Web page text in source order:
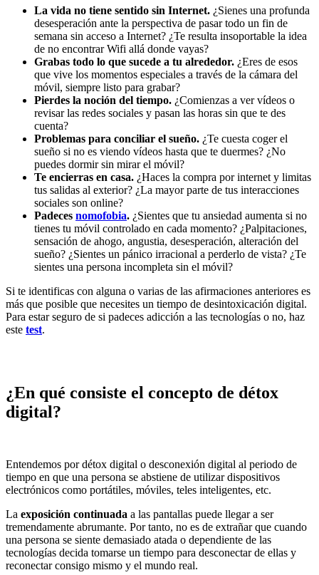
La vida no tiene sentido sin Internet. ¿Sienes una profunda
desesperación ante la perspectiva de pasar todo un fin de
semana sin acceso a Internet? ¿Te resulta insoportable la idea
de no encontrar Wifi allá donde vayas?
Grabas todo lo que sucede a tu alrededor. ¿Eres de esos
que vive los momentos especiales a través de la cámara del
móvil, siempre listo para grabar?
Pierdes la noción del tiempo. ¿Comienzas a ver vídeos o
revisar las redes sociales y pasan las horas sin que te des
cuenta?
Problemas para conciliar el sueño. ¿Te cuesta coger el
sueño si no es viendo vídeos hasta que te duermes? ¿No
puedes dormir sin mirar el móvil?
Te encierras en casa. ¿Haces la compra por internet y limitas
tus salidas al exterior? ¿La mayor parte de tus interacciones
sociales son online?
Padeces nomofobia. ¿Sientes que tu ansiedad aumenta si no
tienes tu móvil controlado en cada momento? ¿Palpitaciones,
sensación de ahogo, angustia, desesperación, alteración del
sueño? ¿Sientes un pánico irracional a perderlo de vista? ¿Te
sientes una persona incompleta sin el móvil?
Si te identificas con alguna o varias de las afirmaciones anteriores es
más que posible que necesites un tiempo de desintoxicación digital.
Para estar seguro de si padeces adicción a las tecnologías o no, haz
este test.
¿En qué consiste el concepto de détox
digital?
Entendemos por détox digital o desconexión digital al periodo de
tiempo en que una persona se abstiene de utilizar dispositivos
electrónicos como portátiles, móviles, teles inteligentes, etc.
La exposición continuada a las pantallas puede llegar a ser
tremendamente abrumante. Por tanto, no es de extrañar que cuando
una persona se siente demasiado atada o dependiente de las
tecnologías decida tomarse un tiempo para desconectar de ellas y
reconectar consigo mismo y el mundo real.